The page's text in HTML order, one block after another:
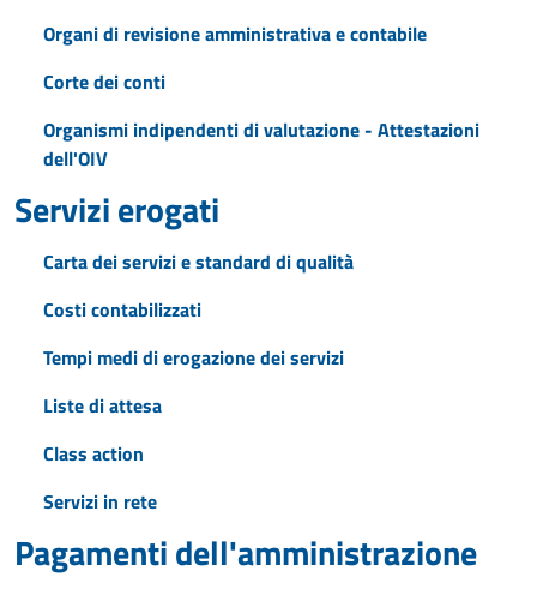
Organi di revisione amministrativa e contabile
Corte dei conti
Organismi indipendenti di valutazione - Attestazioni
dell'OIV
Servizi erogati
Carta dei servizi e standard di qualità
Costi contabilizzati
Tempi medi di erogazione dei servizi
Liste di attesa
Class action
Servizi in rete
Pagamenti dell'amministrazione